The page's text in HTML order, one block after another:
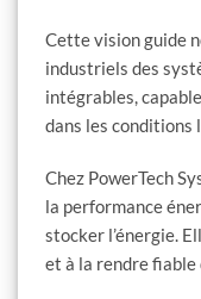
Cette vision guide
industriels des
intégrables,
dans les conditions
Chez PowerTech
la performance
stocker l’énergie.
et à la rendre fiable